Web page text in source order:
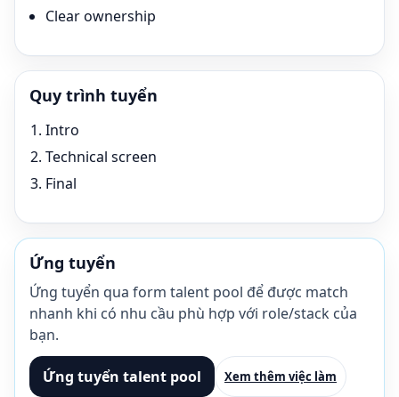
Clear ownership
Quy trình tuyển
Intro
Technical screen
Final
Ứng tuyển
Ứng tuyển qua form talent pool để được match
nhanh khi có nhu cầu phù hợp với role/stack của
bạn.
Ứng tuyển talent pool Xem thêm việc làm